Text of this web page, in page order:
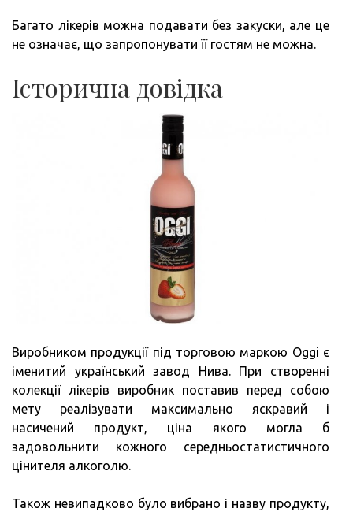
Багато лікерів можна подавати без закуски, але це
не означає, що запропонувати її гостям не можна.
Історична довідка
Виробником продукції під торговою маркою Oggi є
іменитий український завод Нива. При створенні
колекції лікерів виробник поставив перед собою
мету реалізувати максимально яскравий і
насичений продукт, ціна якого могла б
задовольнити кожного середньостатистичного
цінителя алкоголю.
Також невипадково було вибрано і назву продукту,